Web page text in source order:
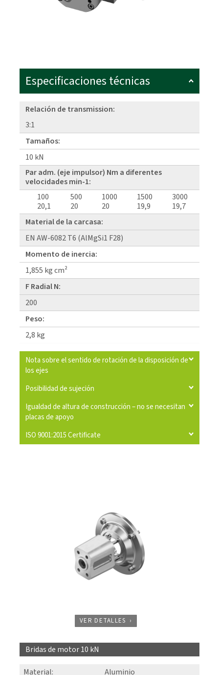
Especificaciones técnicas
Relación de transmission:
3:1
Tamaños:
10 kN
Par adm. (eje impulsor) Nm a diferentes
velocidades min-1:
100
20,1
500
20
1000
20
1500
19,9
3000
19,7
Material de la carcasa:
EN AW-6082 T6 (AlMgSi1 F28)
Momento de inercia:
1,855 kg cm²
F Radial N:
200
Peso:
2,8 kg
Nota sobre el sentido de rotación de la disposición de
los ejes
Posibilidad de sujeción
Igualdad de altura de construcción – no se necesitan
placas de apoyo
ISO 9001:2015 Certificate
VER DETALLES
Bridas de motor 10 kN
Material: Aluminio